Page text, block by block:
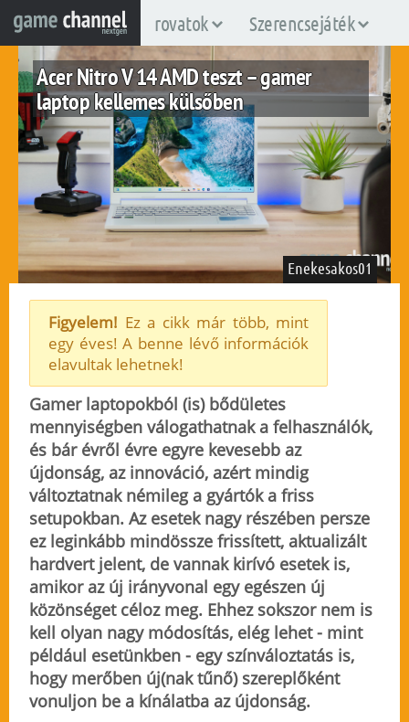
rovatok Szerencsejáték
Acer Nitro V 14 AMD teszt – gamer
laptop kellemes külsőben
fuggetlen
Enekesakos01
Figyelem! Ez a cikk már több, mint
egy éves! A benne lévő információk
elavultak lehetnek!
Gamer laptopokból (is) bődületes
mennyiségben válogathatnak a felhasználók,
és bár évről évre egyre kevesebb az
újdonság, az innováció, azért mindig
változtatnak némileg a gyártók a friss
setupokban. Az esetek nagy részében persze
ez leginkább mindössze frissített, aktualizált
hardvert jelent, de vannak kirívó esetek is,
amikor az új irányvonal egy egészen új
közönséget céloz meg. Ehhez sokszor nem is
kell olyan nagy módosítás, elég lehet - mint
például esetünkben - egy színváloztatás is,
hogy merőben új(nak tűnő) szereplőként
vonuljon be a kínálatba az újdonság.